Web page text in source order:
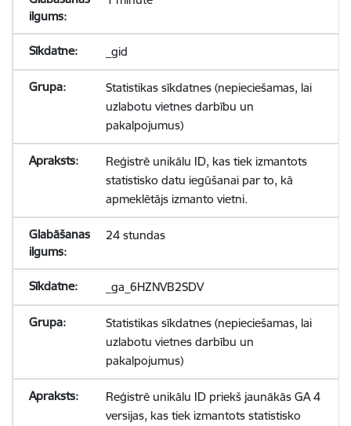
_gid
Statistikas sīkdatnes (nepieciešamas, lai
uzlabotu vietnes darbību un
pakalpojumus)
Reģistrē unikālu ID, kas tiek izmantots
statistisko datu iegūšanai par to, kā
apmeklētājs izmanto vietni.
24 stundas
_ga_6HZNVB2SDV
Statistikas sīkdatnes (nepieciešamas, lai
uzlabotu vietnes darbību un
pakalpojumus)
Reģistrē unikālu ID priekš jaunākās GA 4
versijas, kas tiek izmantots statistisko